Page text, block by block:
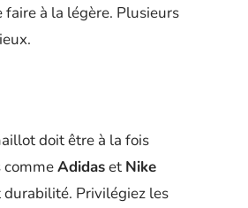
à la légère. Plusieurs
doit être à la fois
commeAdidaset Nike
Privilégiez les